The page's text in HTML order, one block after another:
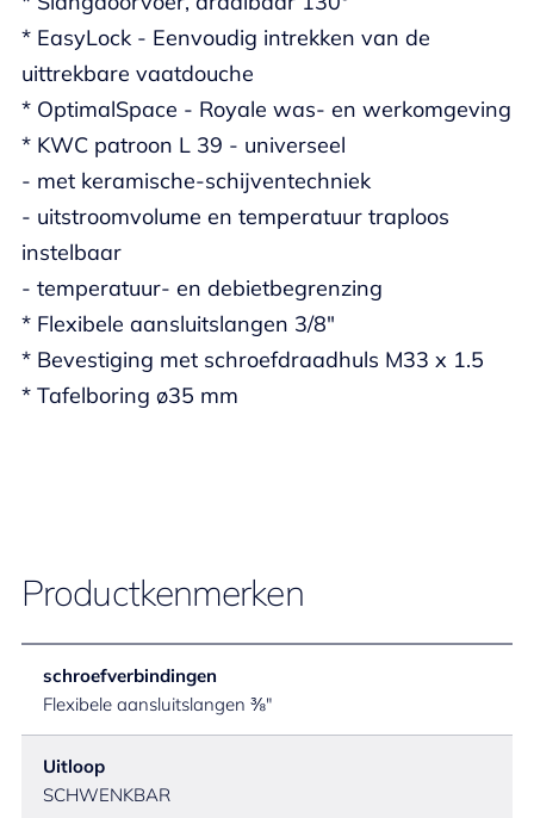
* EasyLock - Eenvoudig intrekken van de
uittrekbare vaatdouche
* OptimalSpace - Royale was- en werkomgeving
* KWC patroon L 39 - universeel
- met keramische-schijventechniek
- uitstroomvolume en temperatuur traploos
instelbaar
- temperatuur- en debietbegrenzing
* Flexibele aansluitslangen 3/8"
* Bevestiging met schroefdraadhuls M33 x 1.5
* Tafelboring ø35 mm
Productkenmerken
schroefverbindingen
Flexibele aansluitslangen ⅜"
Uitloop
SCHWENKBAR